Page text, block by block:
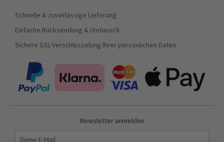
Schnelle & zuverlässige Lieferung
Einfache Rücksendung & Umtausch
Sichere SSL-Verschlüsselung Ihrer persönlichen Daten
Newsletter anmelden